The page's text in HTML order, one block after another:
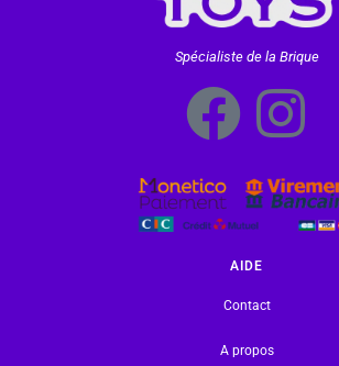
Spécialiste de la Brique
AIDE
Contact
A propos